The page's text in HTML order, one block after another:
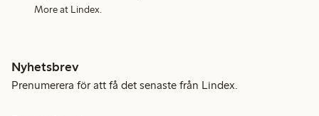
More at Lindex.
Nyhetsbrev
Prenumerera för att få det senaste från Lindex.